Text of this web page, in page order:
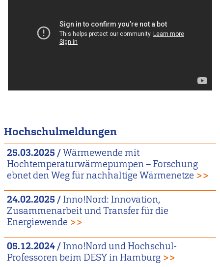
Hochschulmeldungen
25.03.2025 /Wärmewende mit
Hochtemperaturwärmepumpen – Forschung
ebnet den Weg für nachhaltige Wärmenetze >>
24.02.2025 / Inno!Nord: Innovation,
Zusammenarbeit und Transfer für die
Energiewende >>
05.12.2024 / Inno!Nord und Hochschul-
Professoren beim DESY in Hamburg >>